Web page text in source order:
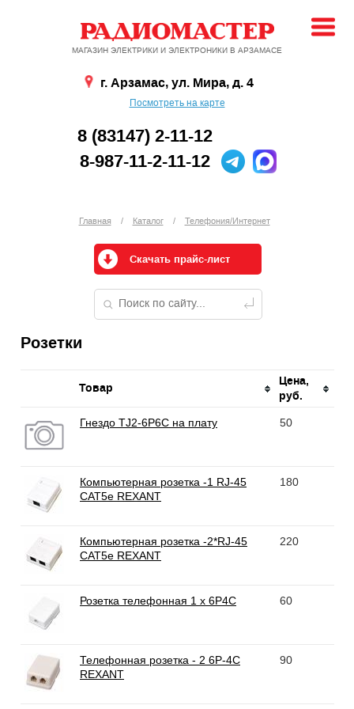
МАГАЗИН ЭЛЕКТРИКИ И ЭЛЕКТРОНИКИ В АРЗАМАСЕ
г. Арзамас, ул. Мира, д. 4
Посмотреть на карте
8 (83147) 2-11-12
8-987-11-2-11-12
Главная / Каталог / Телефония/Интернет
Скачать прайс-лист
Розетки
Товар
Цена,
руб.
Гнездо TJ2-6P6C на плату 50
Компьютерная розетка -1 RJ-45
CAT5e REXANT
180
Компьютерная розетка -2*RJ-45
CAT5e REXANT
220
Розетка телефонная 1 х 6P4C 60
Телефонная розетка - 2 6P-4C
REXANT
90